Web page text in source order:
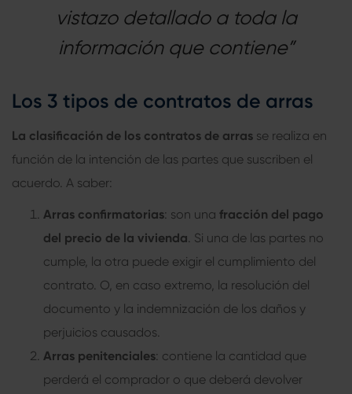
vistazo detallado a toda la
información que contiene”
Los 3 tipos de contratos de arras
La clasificación de los contratos de arras se realiza en
función de la intención de las partes que suscriben el
acuerdo. A saber:
Arras confirmatorias: son una fracción del pago
del precio de la vivienda . Si una de las partes no
cumple, la otra puede exigir el cumplimiento del
contrato. O, en caso extremo, la resolución del
documento y la indemnización de los daños y
perjuicios causados.
Arras penitenciales: contiene la cantidad que
perderá el comprador o que deberá devolver